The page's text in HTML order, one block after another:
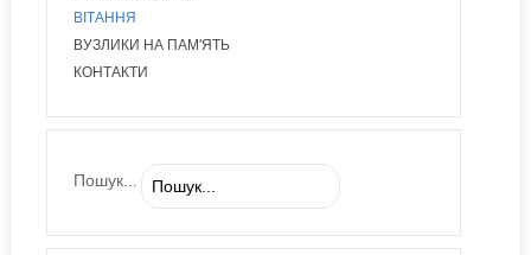
ВІТАННЯ
ВУЗЛИКИ НА ПАМ'ЯТЬ
КОНТАКТИ
Пошук...